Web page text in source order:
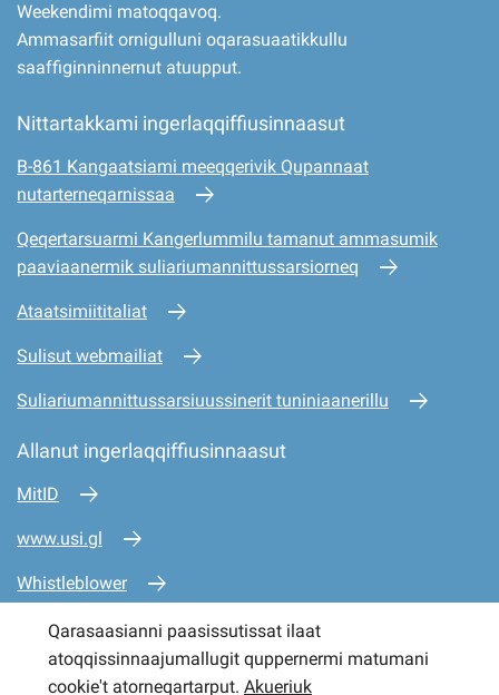
Weekendimi matoqqavoq.
Ammasarfiit ornigulluni oqarasuaatikkullu
saaffiginninnernut atuupput.
Nittartakkami ingerlaqqiffiusinnaasut
B-861 Kangaatsiami meeqqerivik Qupannaat
nutarterneqarnissaa
Qeqertarsuarmi Kangerlummilu tamanut ammasumik
paaviaanermik suliariumannittussarsiorneq
Ataatsimiititaliat
Sulisut webmailiat
Suliariumannittussarsiuussinerit tuniniaanerillu
Allanut ingerlaqqiffiusinnaasut
MitID
www.usi.gl
Whistleblower
www.mio.gl
www.sullissivik.gl
Qarasaasianni paasissutissat ilaat
atoqqissinnaajumallugit quppernermi matumani
cookie't atorneqartarput. Akueriuk